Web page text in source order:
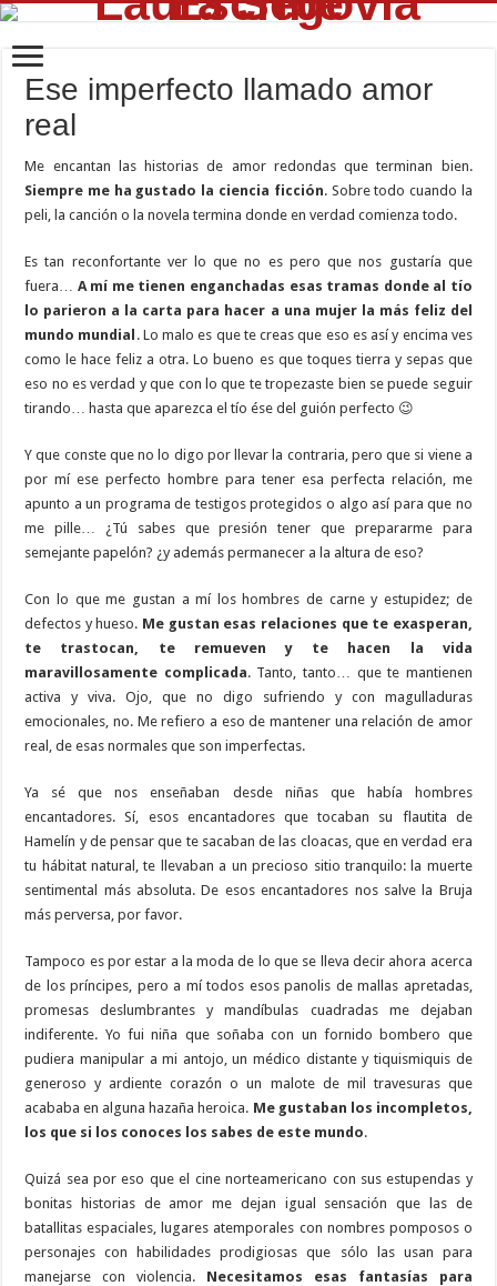
Ese imperfecto llamado amor
real
Me encantan las historias de amor redondas que terminan bien.
Siempre me ha gustado la ciencia ficción. Sobre todo cuando la
peli, la canción o la novela termina donde en verdad comienza todo.
Es tan reconfortante ver lo que no es pero que nos gustaría que
fuera… A mí me tienen enganchadas esas tramas donde al tío
lo parieron a la carta para hacer a una mujer la más feliz del
mundo mundial . Lo malo es que te creas que eso es así y encima ves
como le hace feliz a otra. Lo bueno es que toques tierra y sepas que
eso no es verdad y que con lo que te tropezaste bien se puede seguir
tirando… hasta que aparezca el tío ése del guión perfecto 😉
Y que conste que no lo digo por llevar la contraria, pero que si viene a
por mí ese perfecto hombre para tener esa perfecta relación, me
apunto a un programa de testigos protegidos o algo así para que no
me pille… ¿Tú sabes que presión tener que prepararme para
semejante papelón? ¿y además permanecer a la altura de eso?
Con lo que me gustan a mí los hombres de carne y estupidez; de
defectos y hueso. Me gustan esas relaciones que te exasperan,
te trastocan, te remueven y te hacen la vida
maravillosamente complicada. Tanto, tanto… que te mantienen
activa y viva. Ojo, que no digo sufriendo y con magulladuras
emocionales, no. Me refiero a eso de mantener una relación de amor
real, de esas normales que son imperfectas.
Ya sé que nos enseñaban desde niñas que había hombres
encantadores. Sí, esos encantadores que tocaban su flautita de
Hamelín y de pensar que te sacaban de las cloacas, que en verdad era
tu hábitat natural, te llevaban a un precioso sitio tranquilo: la muerte
sentimental más absoluta. De esos encantadores nos salve la Bruja
más perversa, por favor.
Tampoco es por estar a la moda de lo que se lleva decir ahora acerca
de los príncipes, pero a mí todos esos panolis de mallas apretadas,
promesas deslumbrantes y mandíbulas cuadradas me dejaban
indiferente. Yo fui niña que soñaba con un fornido bombero que
pudiera manipular a mi antojo, un médico distante y tiquismiquis de
generoso y ardiente corazón o un malote de mil travesuras que
acababa en alguna hazaña heroica. Me gustaban los incompletos,
los que si los conoces los sabes de este mundo.
Quizá sea por eso que el cine norteamericano con sus estupendas y
bonitas historias de amor me dejan igual sensación que las de
batallitas espaciales, lugares atemporales con nombres pomposos o
personajes con habilidades prodigiosas que sólo las usan para
manejarse con violencia. Necesitamos esas fantasías para